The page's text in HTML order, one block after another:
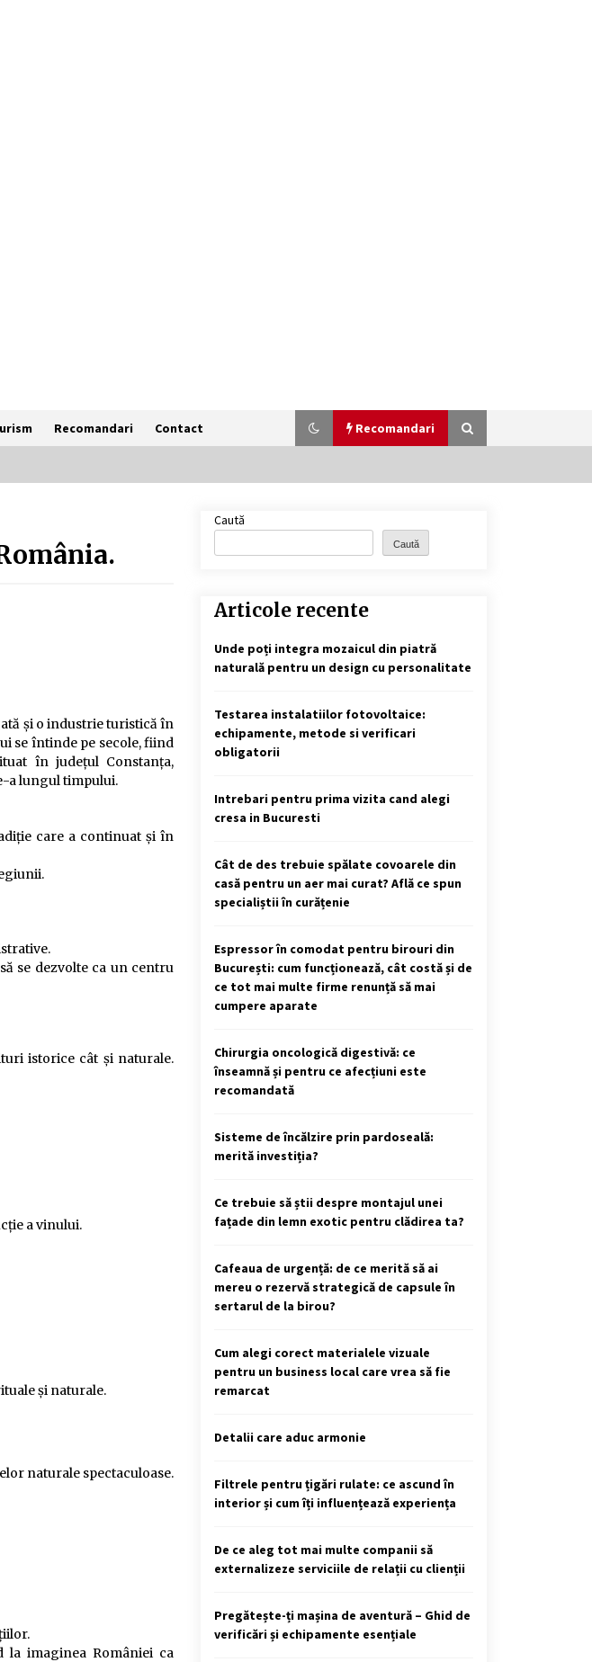
Recomandari Contact Recomandari
șanse să fie vizualizate
Ce tratament este bun pentru parul
deteriorat? 3 produse + sfaturi de
urmat acasa
Cele mai Frumoase Excursii în Delta
2 ani ago
pescuitul crapului în România
2 ani ago
ekonomije u razvoju
Prognoze Hidrologice prin
DanubeAlert.com
și o industrie turistică în
se întinde pe secole, fiind
în județul Constanța,
a lungul timpului.
care a continuat și în
se dezvolte ca un centru
istorice cât și naturale.
a vinului.
și naturale.
naturale spectaculoase.
imaginea României ca
Caută
Caută
Articole recente
Unde poți integra mozaicul din piatră
naturală pentru un design cu personalitate
Testarea instalatiilor fotovoltaice:
echipamente, metode si verificari
obligatorii
Intrebari pentru prima vizita cand alegi
cresa in Bucuresti
Cât de des trebuie spălate covoarele din
casă pentru un aer mai curat? Află ce spun
specialiștii în curățenie
Espressor în comodat pentru birouri din
București: cum funcționează, cât costă și de
ce tot mai multe firme renunță să mai
cumpere aparate
Chirurgia oncologică digestivă: ce
înseamnă și pentru ce afecțiuni este
recomandată
Sisteme de încălzire prin pardoseală:
merită investiția?
Ce trebuie să știi despre montajul unei
fațade din lemn exotic pentru clădirea ta?
Cafeaua de urgență: de ce merită să ai
mereu o rezervă strategică de capsule în
sertarul de la birou?
Cum alegi corect materialele vizuale
pentru un business local care vrea să fie
remarcat
Detalii care aduc armonie
Filtrele pentru țigări rulate: ce ascund în
interior și cum îți influențează experiența
De ce aleg tot mai multe companii să
externalizeze serviciile de relații cu clienții
Pregătește-ți mașina de aventură – Ghid de
verificări și echipamente esențiale